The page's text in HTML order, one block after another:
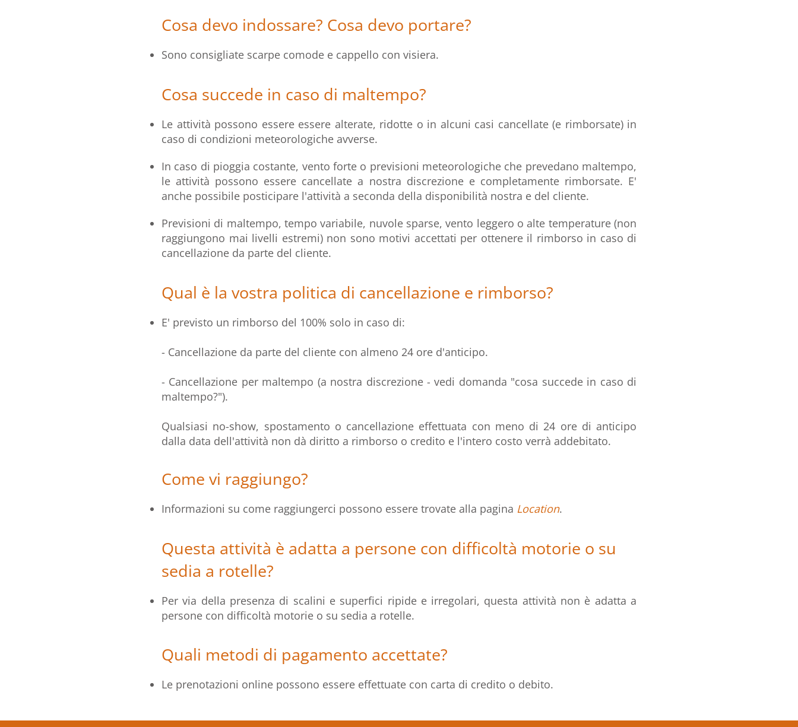
Cosa devo indossare? Cosa devo portare?
Sono consigliate scarpe comode e cappello con visiera.
Cosa succede in caso di maltempo?
Le attività possono essere essere alterate, ridotte o in alcuni casi cancellate (e rimborsate) in
caso di condizioni meteorologiche avverse.
In caso di pioggia costante, vento forte o previsioni meteorologiche che prevedano maltempo,
le attività possono essere cancellate a nostra discrezione e completamente rimborsate. E'
anche possibile posticipare l'attività a seconda della disponibilità nostra e del cliente.
Previsioni di maltempo, tempo variabile, nuvole sparse, vento leggero o alte temperature (non
raggiungono mai livelli estremi) non sono motivi accettati per ottenere il rimborso in caso di
cancellazione da parte del cliente.
Qual è la vostra politica di cancellazione e rimborso?
E' previsto un rimborso del 100% solo in caso di:
- Cancellazione da parte del cliente con almeno 24 ore d'anticipo.
- Cancellazione per maltempo (a nostra discrezione - vedi domanda "cosa succede in caso di
maltempo?").
Qualsiasi no-show, spostamento o cancellazione effettuata con meno di 24 ore di anticipo
dalla data dell'attività non dà diritto a rimborso o credito e l'intero costo verrà addebitato.
Come vi raggiungo?
Informazioni su come raggiungerci possono essere trovate alla pagina Location.
Questa attività è adatta a persone con difficoltà motorie o su
sedia a rotelle?
Per via della presenza di scalini e superfici ripide e irregolari, questa attività non è adatta a
persone con difficoltà motorie o su sedia a rotelle.
Quali metodi di pagamento accettate?
Le prenotazioni online possono essere effettuate con carta di credito o debito.